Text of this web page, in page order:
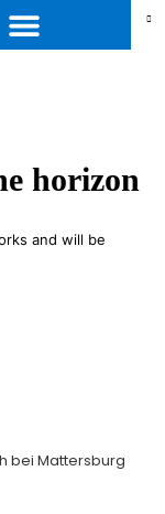
horizon
and will be
bei Mattersburg